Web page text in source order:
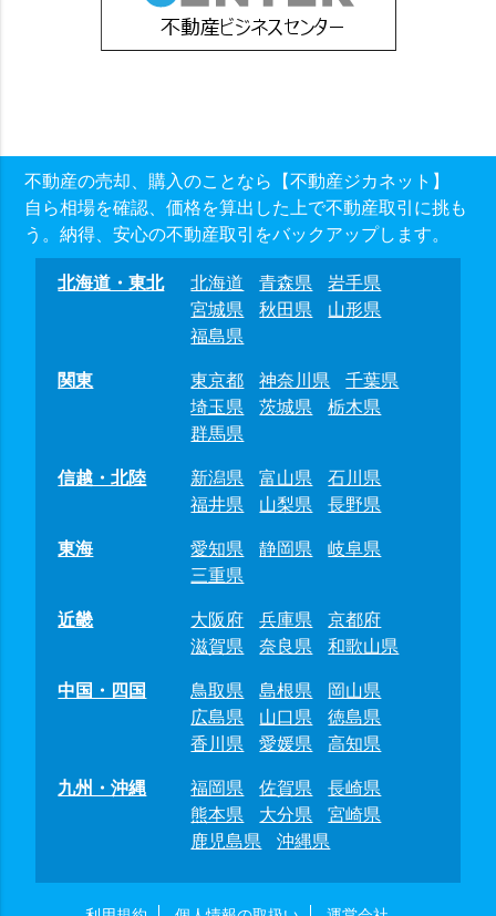
不動産の売却、購入のことなら【不動産ジカネット】
自ら相場を確認、価格を算出した上で不動産取引に挑も
う。納得、安心の不動産取引をバックアップします。
北海道・東北 北海道 青森県
岩手県
宮城県
秋田県
山形県
福島県
関東
東京都 神奈川県
千葉県
埼玉県
茨城県
栃木県
群馬県
信越・北陸
新潟県 富山県
石川県
福井県
山梨県
長野県
東海
愛知県 静岡県
岐阜県
三重県
近畿
大阪府 兵庫県
京都府
滋賀県
奈良県
和歌山県
中国・四国
鳥取県 島根県
岡山県
広島県
山口県
徳島県
香川県
愛媛県
高知県
九州・沖縄
福岡県 佐賀県
長崎県
熊本県
大分県
宮崎県
鹿児島県
沖縄県